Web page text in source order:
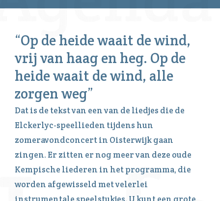
“Op de heide waait de wind,
vrij van haag en heg. Op de
heide waait de wind, alle
zorgen weg”
Dat is de tekst van een van de liedjes die de
Elckerlyc-speellieden tijdens hun
zomeravondconcert in Oisterwijk gaan
zingen. Er zitten er nog meer van deze oude
Kempische liederen in het programma, die
worden afgewisseld met velerlei